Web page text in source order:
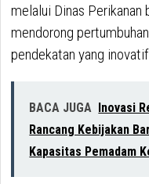
melalui Dinas
mendorong
pendekatan yang
BACA JUGA Inovasi
Rancang Kebijakan
Kapasitas Pemadam